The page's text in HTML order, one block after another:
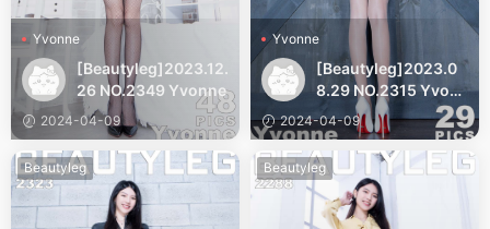
Yvonne
[Beautyleg]2023.12.
26 NO.2349 Yvonne
2024-04-09
Yvonne
[Beautyleg]2023.0
8.29 NO.2315 Yvon
ne
2024-04-09
Beautyleg Beautyleg